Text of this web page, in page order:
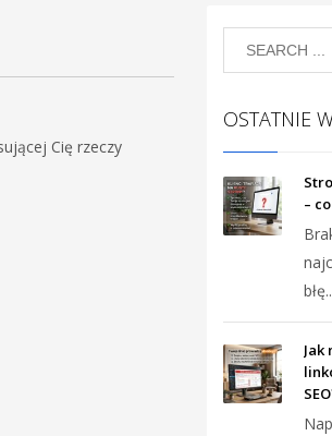
Cię rzeczy
OSTATNIE
–